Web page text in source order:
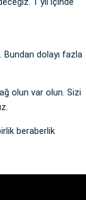
Bundan dolayı fazla
olun var olun. Sizi
beraberlik